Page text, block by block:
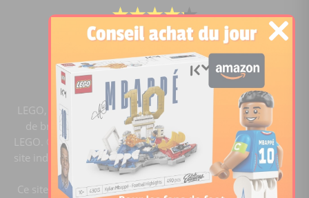
Comparateur de prix Lego
4.2/5 -15451notes
LEGO, le logo LEGO, la figurine LEGO et les configurations
de briques sont des marques commerciales du groupe
LEGO. ©2020 The LEGO Group. Templeofbricks.com est un
site indépendant du groupe LEGO, il n'est pas sponsorisé ni
validé par LEGO.
Ce site est membre du programme Ebay Partner Network.